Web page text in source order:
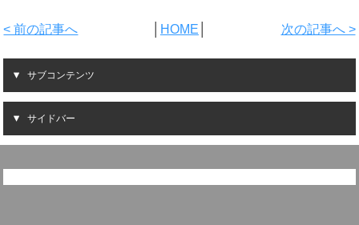
< 前の記事へ HOME 次の記事へ >
サブコンテンツ
サイドバー